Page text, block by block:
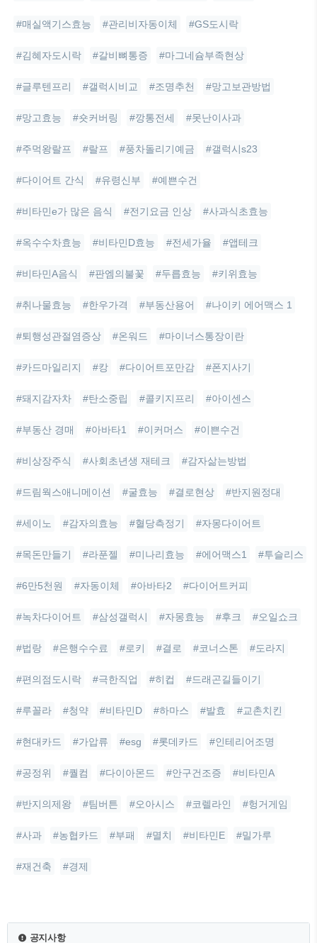
#매실액기스효능 #관리비자동이체 #GS도시락
#김혜자도시락 #갈비뼈통증 #마그네슘부족현상
#글루텐프리 #갤럭시비교 #조명추천 #망고보관방법
#망고효능 #숏커버링 #깡통전세 #못난이사과
#주먹왕랄프 #랄프 #풍차돌리기예금 #갤럭시s23
#다이어트 간식 #유령신부 #예쁜수건
#비타민e가 많은 음식 #전기요금 인상 #사과식초효능
#옥수수차효능 #비타민D효능 #전세가율 #앱테크
#비타민A음식 #판엠의불꽃 #두릅효능 #키위효능
#취나물효능 #한우가격 #부동산용어 #나이키 에어맥스 1
#퇴행성관절염증상 #온워드 #마이너스통장이란
#카드마일리지 #캉 #다이어트포만감 #폰지사기
#돼지감자차 #탄소중립 #콜키지프리 #아이센스
#부동산 경매 #아바타1 #이커머스 #이쁜수건
#비상장주식 #사회초년생 재테크 #감자삶는방법
#드림웍스애니메이션 #굴효능 #결로현상 #반지원정대
#세이노 #감자의효능 #혈당측정기 #자몽다이어트
#목돈만들기 #라푼젤 #미나리효능 #에어맥스1 #투슬리스
#6만5천원 #자동이체 #아바타2 #다이어트커피
#녹차다이어트 #삼성갤럭시 #자몽효능 #후크 #오일쇼크
#법랑 #은행수수료 #로키 #결로 #코너스톤 #도라지
#편의점도시락 #극한직업 #히컵 #드래곤길들이기
#루꼴라 #청약 #비타민D #하마스 #발효 #교촌치킨
#현대카드 #가압류 #esg #롯데카드 #인테리어조명
#공정위 #퀄컴 #다이아몬드 #안구건조증 #비타민A
#반지의제왕 #팀버튼 #오아시스 #코렐라인 #헝거게임
#사과 #농협카드 #부패 #멸치 #비타민E #밀가루
#재건축 #경제
공지사항